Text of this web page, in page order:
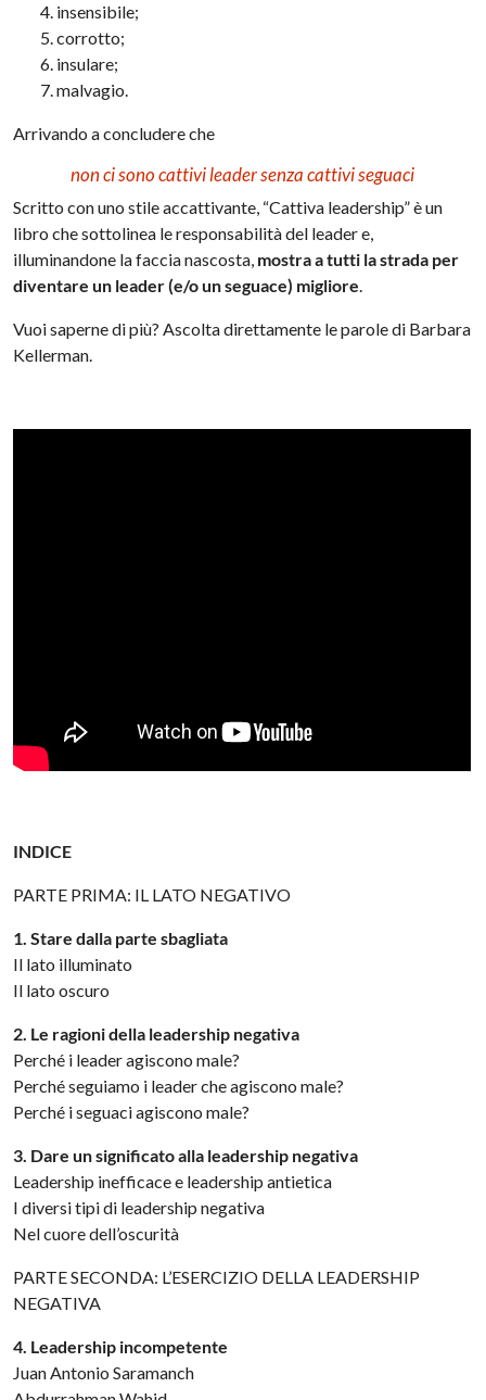
insensibile;
corrotto;
insulare;
malvagio.
Arrivando a concludere che
non ci sono cattivi leader senza cattivi seguaci
Scritto con uno stile accattivante, “Cattiva leadership” è un
libro che sottolinea le responsabilità del leader e,
illuminandone la faccia nascosta, mostra a tutti la strada per
diventare un leader (e/o un seguace) migliore.
Vuoi saperne di più? Ascolta direttamente le parole di Barbara
Kellerman.
INDICE
PARTE PRIMA: IL LATO NEGATIVO
1. Stare dalla parte sbagliata
Il lato illuminato
Il lato oscuro
2. Le ragioni della leadership negativa
Perché i leader agiscono male?
Perché seguiamo i leader che agiscono male?
Perché i seguaci agiscono male?
3. Dare un significato alla leadership negativa
Leadership inefficace e leadership antietica
I diversi tipi di leadership negativa
Nel cuore dell’oscurità
PARTE SECONDA: L’ESERCIZIO DELLA LEADERSHIP
NEGATIVA
4. Leadership incompetente
Juan Antonio Saramanch